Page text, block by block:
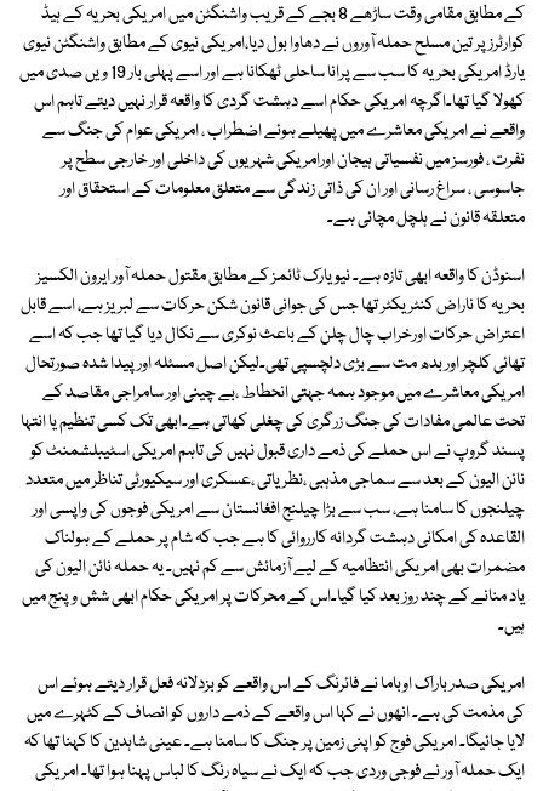
کے مطابق مقامی وقت ساڑھے 8 بجے کے قریب واشنگٹن میں امریکی بحریہ کے ہیڈ
کوارٹرز پر تین مسلح حملہ آوروں نے دھاوا بول دیا،امریکی نیوی کے مطابق واشنگٹن نیوی
یارڈ امریکی بحریہ کا سب سے پرانا ساحلی ٹھکانا ہے اور اسے پہلی بار 19 ویں صدی میں
کھولا گیا تھا۔اگرچہ امریکی حکام اسے دہشت گردی کا واقعہ قرار نہیں دیتے تاہم اس
واقعے نے امریکی معاشرے میں پھیلے ہوئے اضطراب ، امریکی عوام کی جنگ سے
نفرت ، فورسز میں نفسیاتی ہیجان اورامریکی شہریوں کی داخلی اور خارجی سطح پر
جاسوسی ، سراغ رسانی اور ان کی ذاتی زندگی سے متعلق معلومات کے استحقاق اور
متعلقہ قانون نے ہلچل مچائی ہے۔
اسنوڈن کا واقعہ ابھی تازہ ہے۔ نیو یارک ٹائمز کے مطابق مقتول حملہ آور ایرون الکسیز
بحریہ کا ناراض کنٹریکٹر تھا جس کی جوانی قانون شکن حرکات سے لبریز ہے، اسے قابل
اعتراض حرکات اورخراب چال چلن کے باعث نوکری سے نکال دیا گیا تھا جب کہ اسے
تھائی کلچر اور بدھ مت سے بڑی دلچسپی تھی۔لیکن اصل مسئلہ اور پیدا شدہ صورتحال
امریکی معاشرے میں موجود ہمہ جہتی انحطاط ،بے چینی اور سامراجی مقاصد کے
تحت عالمی مفادات کی جنگ زرگری کی چغلی کھاتی ہے۔ابھی تک کسی تنظیم یا انتہا
پسند گروپ نے اس حملے کی ذمے داری قبول نہیں کی تاہم امریکی اسٹیبلشمنٹ کو
نائن الیون کے بعد سے سماجی مذہبی ،نظریاتی ،عسکری اور سیکیورٹی تناظر میں متعدد
چیلنجوں کا سامنا ہے، سب سے بڑا چیلنج افغانستان سے امریکی فوجوں کی واپسی اور
القاعدہ کی امکانی دہشت گردانہ کارروائی کا ہے جب کہ شام پر حملے کے ہولناک
مضمرات بھی امریکی انتظامیہ کے لیے آزمائش سے کم نہیں۔ یہ حملہ نائن الیون کی
یاد منانے کے چند روز بعد کیا گیا۔اس کے محرکات پر امریکی حکام ابھی شش و پنج میں
ہیں۔
امریکی صدر باراک اوباما نے فائرنگ کے اس واقعے کو بزدلانہ فعل قرار دیتے ہوئے اس
کی مذمت کی ہے۔ انھوں نے کہا اس واقعے کے ذمے داروں کو انصاف کے کٹہرے میں
لایا جائیگا۔ امریکی فوج کو اپنی زمین پر جنگ کا سامنا ہے۔ عینی شاہدین کا کہنا تھا کہ
ایک حملہ آور نے فوجی وردی جب کہ ایک نے سیاہ رنگ کا لباس پہنا ہوا تھا۔ امریکی